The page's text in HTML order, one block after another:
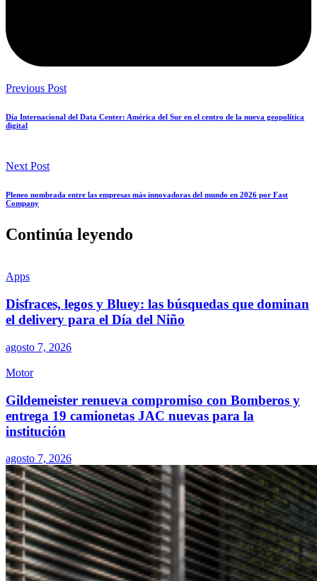
Previous Post
Día Internacional del Data Center: América del Sur en el centro de la nueva geopolítica
digital
Next Post
Pleneo nombrada entre las empresas más innovadoras del mundo en 2026 por Fast
Company
Continúa leyendo
Apps
Disfraces, legos y Bluey: las búsquedas que dominan
el delivery para el Día del Niño
agosto 7, 2026
Motor
Gildemeister renueva compromiso con Bomberos y
entrega 19 camionetas JAC nuevas para la
institución
agosto 7, 2026